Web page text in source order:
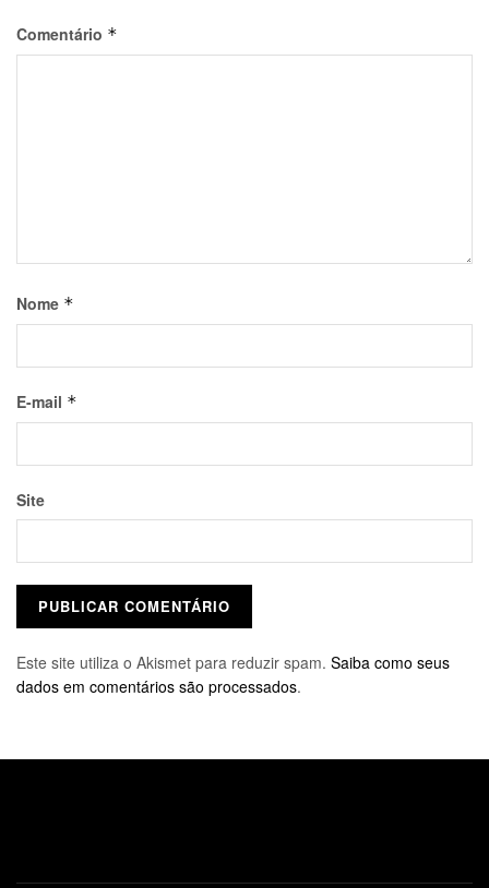
Comentário *
Nome *
E-mail *
Site
Este site utiliza o Akismet para reduzir spam. Saiba como seus
dados em comentários são processados.